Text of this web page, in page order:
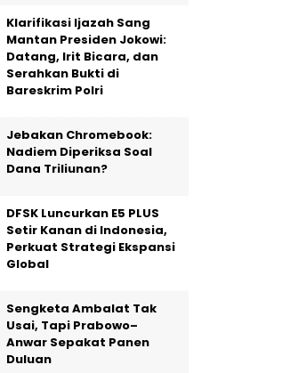
Klarifikasi Ijazah Sang
Mantan Presiden Jokowi:
Datang, Irit Bicara, dan
Serahkan Bukti di
Bareskrim Polri
Jebakan Chromebook:
Nadiem Diperiksa Soal
Dana Triliunan?
DFSK Luncurkan E5 PLUS
Setir Kanan di Indonesia,
Perkuat Strategi Ekspansi
Global
Sengketa Ambalat Tak
Usai, Tapi Prabowo–
Anwar Sepakat Panen
Duluan